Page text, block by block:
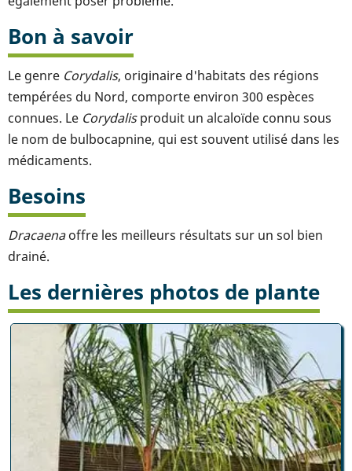
Bon à savoir
Le genre Corydalis, originaire d'habitats des régions
tempérées du Nord, comporte environ 300 espèces
connues. Le Corydalisproduit un alcaloïde connu sous
le nom de bulbocapnine, qui est souvent utilisé dans les
médicaments.
Besoins
Dracaenaoffre les meilleurs résultats sur un sol bien
drainé.
Les dernières photos de plante